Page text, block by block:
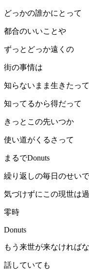
どっかの誰かにとって
都合のいいことや
ずっとどっか遠くの
街の事情は
知らないまま生きたって
知ってるから得だって
きっとこの先いつか
使い道がくるさって
まるでDonuts
繰り返しの毎日のせいで
気づけずにこの現世は
零時
Donuts
もう来世が来なければ
話していても